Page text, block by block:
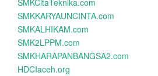
SMKCitaTeknika.com
SMKKARYAUNCINTA.com
SMKALHIKAM.com
SMK2LPPM.com
SMKHARAPANBANGSA2.com
HDCIaceh.org